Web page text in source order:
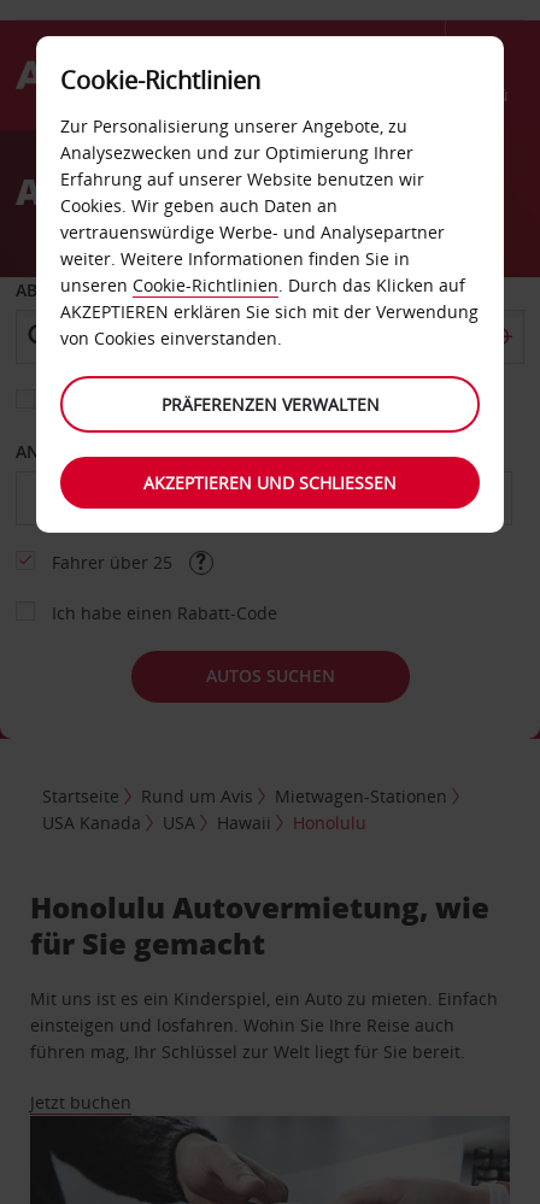
Menü
AvisAutovermietung Honolulu
ABHOLEN VON
Eine andere Rückgabestation auswählen
ANFANGSDATUM
Fahrer über 25
Ich habe einen Rabatt-Code
AUTOS SUCHEN
Startseite Rund um Avis
Mietwagen-Stationen
USA Kanada
USA Hawaii Honolulu
Honolulu Autovermietung, wie
für Sie gemacht
Mit uns ist es ein Kinderspiel, ein Auto zu mieten. Einfach
einsteigen und losfahren. Wohin Sie Ihre Reise auch
führen mag, Ihr Schlüssel zur Welt liegt für Sie bereit.
Jetzt buchen
Cookie-Richtlinien
Zur Personalisierung unserer Angebote, zu
Analysezwecken und zur Optimierung Ihrer
Erfahrung auf unserer Website benutzen wir
Cookies. Wir geben auch Daten an
vertrauenswürdige Werbe- und Analysepartner
weiter. Weitere Informationen finden Sie in
unseren Cookie-Richtlinien. Durch das Klicken auf
AKZEPTIEREN erklären Sie sich mit der Verwendung
von Cookies einverstanden.
PRÄFERENZEN VERWALTEN
AKZEPTIEREN UND SCHLIESSEN